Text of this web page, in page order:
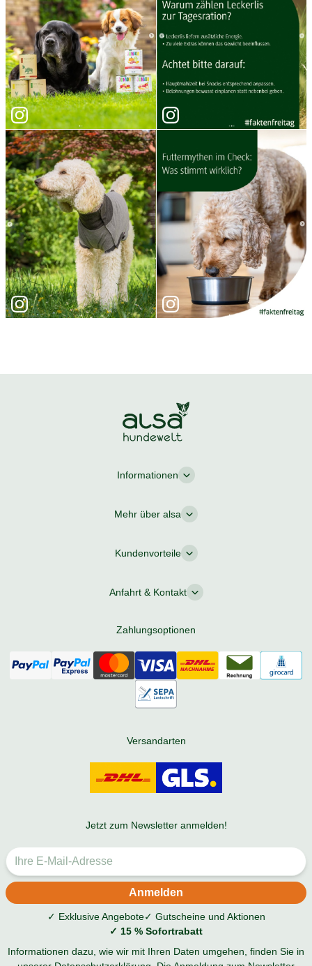
Informationen
Mehr über alsa
Kundenvorteile
Anfahrt & Kontakt
Zahlungsoptionen
Versandarten
Jetzt zum Newsletter anmelden!
✓ Exklusive Angebote✓ Gutscheine und Aktionen
✓ 15 % Sofortrabatt
Informationen dazu, wie wir mit Ihren Daten umgehen, finden Sie in